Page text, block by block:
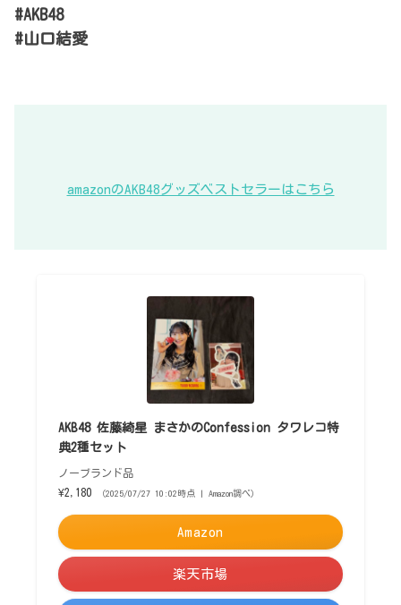
#AKB48
#山口結愛
amazonのAKB48グッズベストセラーはこちら
AKB48 佐藤綺星 まさかのConfession タワレコ特
典2種セット
ノーブランド品
¥2,180
（2025/07/27 10:02時点 | Amazon調べ）
Amazon
楽天市場